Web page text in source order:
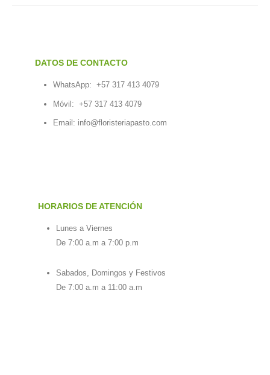
DATOS DE CONTACTO
WhatsApp: +57 317 413 4079
Móvil: +57 317 413 4079
Email: info@floristeriapasto.com
HORARIOS DE ATENCIÓN
Lunes a Viernes
De 7:00 a.m a 7:00 p.m
Sabados, Domingos y Festivos
De 7:00 a.m a 11:00 a.m